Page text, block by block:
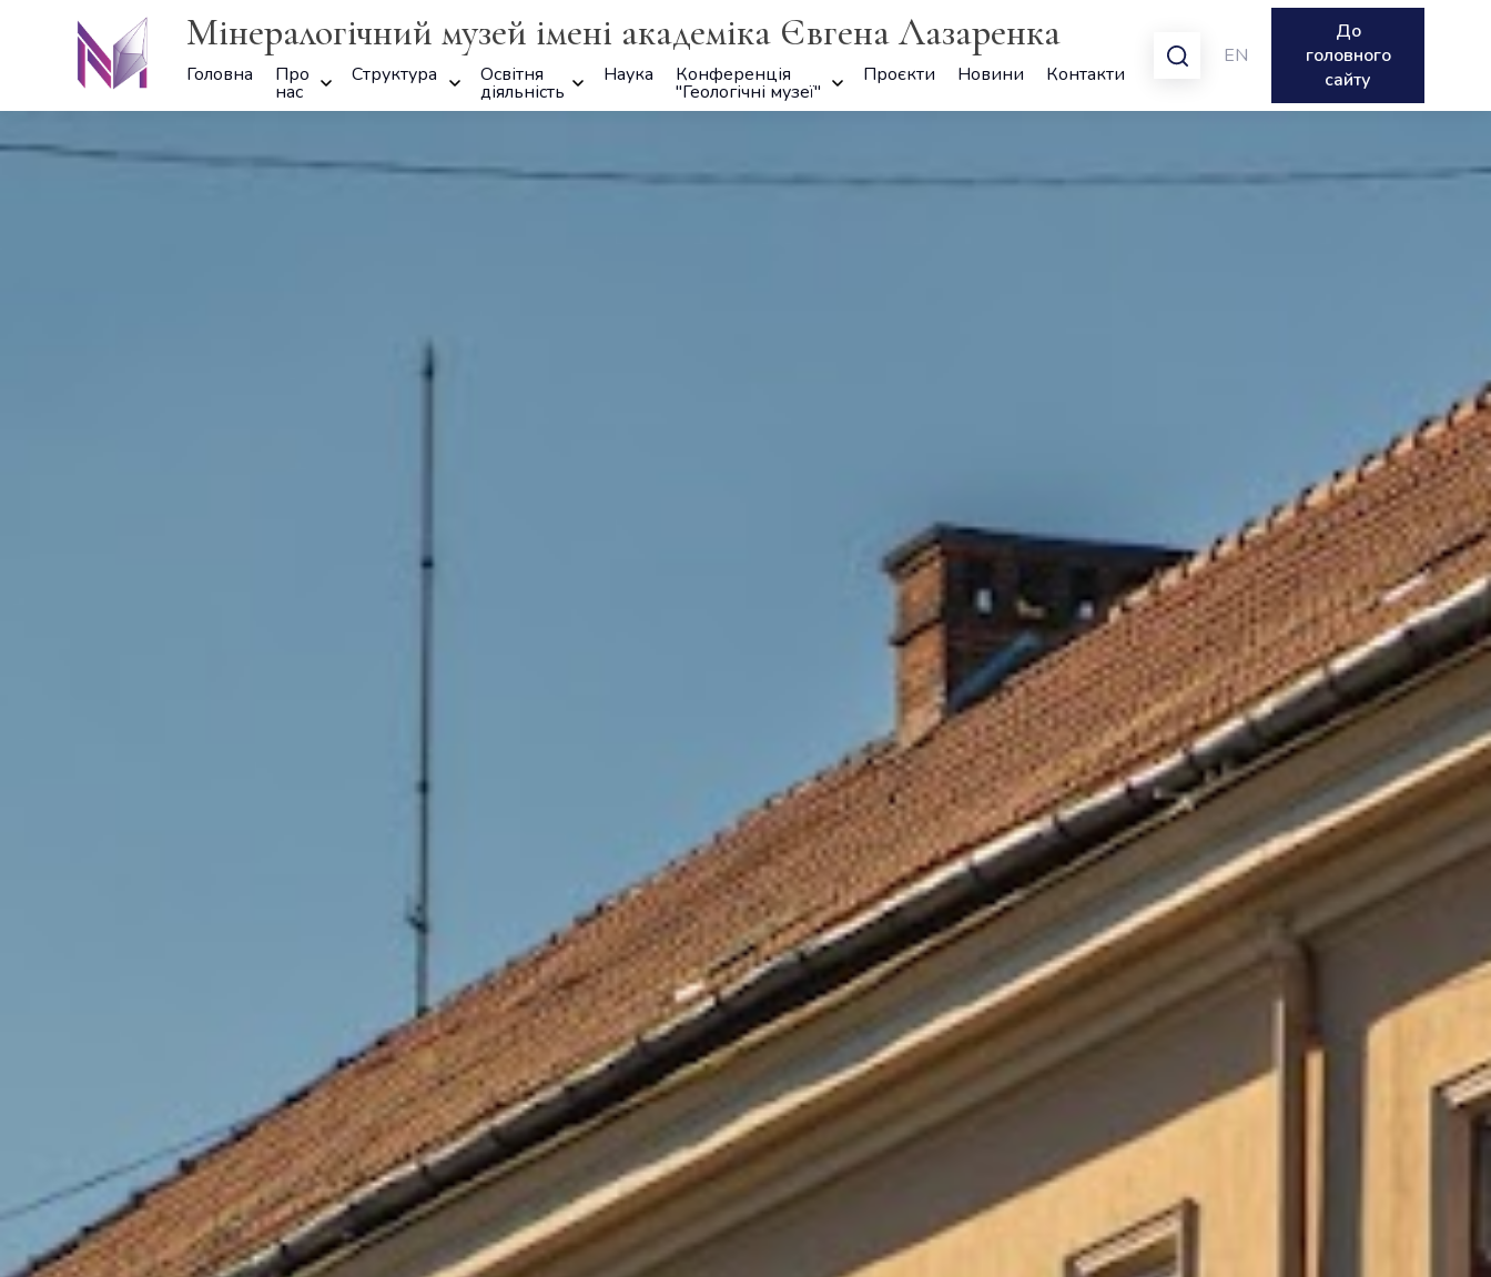
Мінералогічний музей імені академіка Євгена Лазаренка
Головна Про
нас
Структура Освітня
діяльність
Наука Конференція
"Геологічні музеї"
Проєкти Новини Контакти
EN
До
головного
сайту